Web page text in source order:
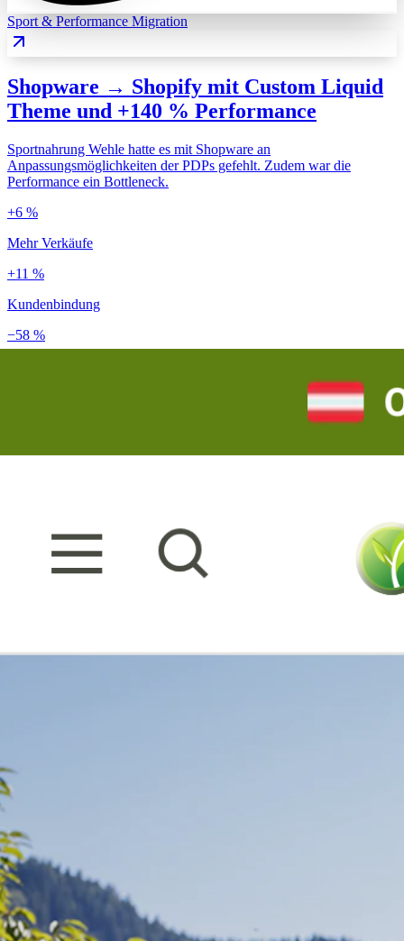
Sport & Performance Migration
Shopware → Shopify mit Custom Liquid
Theme und +140 % Performance
Sportnahrung Wehle hatte es mit Shopware an
Anpassungsmöglichkeiten der PDPs gefehlt. Zudem war die
Performance ein Bottleneck.
+6 %
Mehr Verkäufe
+11 %
Kundenbindung
−58 %